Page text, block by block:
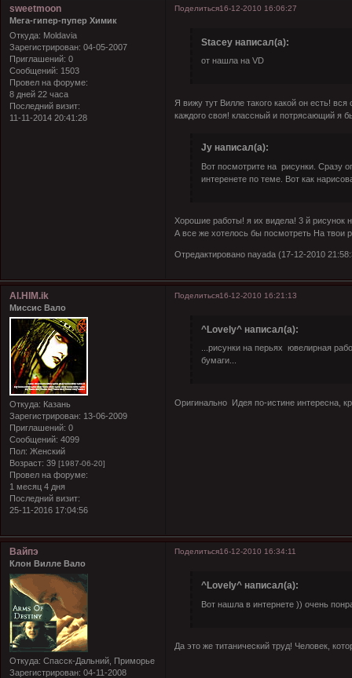
Поделиться16-12-2010 16:06:27
sweetmoon
Мега-гипер-пупер Химик
Откуда: Moldavia
Зарегистрирован: 04-05-2007
Приглашений: 0
Сообщений: 1503
Провел на форуме:
8 дней 22 часа
Последний визит:
11-11-2014 20:41:28
Stacey написал(а):
от нашла на VD
Я вижу тут Вилле такого какой он есть!
каждого своя! классный и потрясающий я
Jy написал(а):
Вот посмотрите на рисунки. Сразу
интеренете по теме. Вот как
Хорошие работы! я их видела! 3 й
А все же хотелось бы посмотреть На твои
Отредактировано nayada (17-12-2010
Поделиться16-12-2010 16:21:13
Al.HIM.ik
Миссис Вало
Откуда: Казань
Зарегистрирован: 13-06-2009
Приглашений: 0
Сообщений: 4099
Пол: Женский
Возраст: 39 [1987-06-20]
Провел на форуме:
1 месяц 4 дня
Последний визит:
25-11-2016 17:04:56
^Lovely^ написал(а):
...рисунки на перьях ювелирная
бумаги...
Оригинально Идея по-истине интересна,
Поделиться16-12-2010 16:34:11
Вайпэ
Клон Вилле Вало
Откуда: Спасск-Дальний, Приморье
Зарегистрирован: 04-11-2008
^Lovely^ написал(а):
Вот нашла в интернете )) очень
Да это же титанический труд! Человек,